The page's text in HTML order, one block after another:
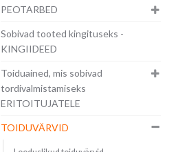
PEOTARBED
Sobivad tooted kingituseks -
KINGIIDEED
Toiduained, mis sobivad
tordivalmistamiseks
ERITOITUJATELE
TOIDUVÄRVID